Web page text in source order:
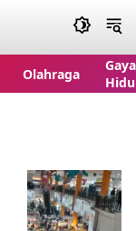
Olahraga
Gaya